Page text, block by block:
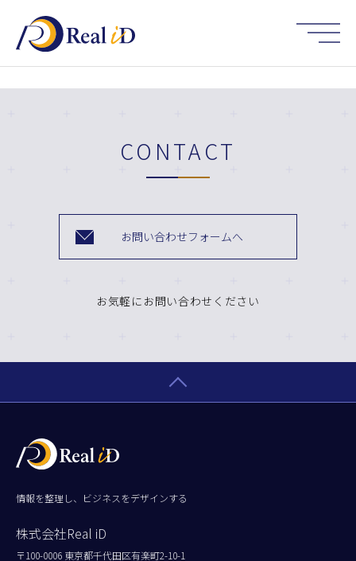
CONTACT
お問い合わせフォームへ
お気軽にお問い合わせください
情報を整理し、ビジネスをデザインする
株式会社Real iD
〒100-0006 東京都千代田区有楽町2-10-1